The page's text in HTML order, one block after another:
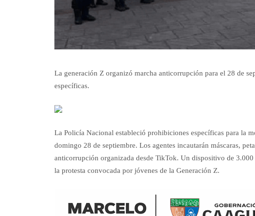
La generación Z organizó marcha anticorrupción para el 28 de
específicas.
La Policía Nacional estableció prohibiciones específicas para la
domingo 28 de septiembre. Los agentes incautarán máscaras,
anticorrupción organizada desde TikTok. Un dispositivo de
la protesta convocada por jóvenes de la Generación Z.